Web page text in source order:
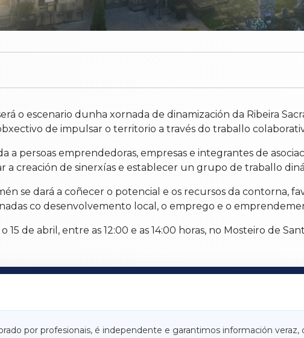
o escenario dunha xornada de dinamización da Ribeira
de impulsar o territorio a través do traballo
a persoas emprendedoras, empresas e integrantes de
a creación de sinerxías e establecer un grupo de traballo
se dará a coñecer o potencial e os recursos da contorna,
co desenvolvemento local, o emprego e o
de abril, entre as 12:00 e as 14:00 horas, no Mosteiro de
por profesionais, é independente e garantimos información veraz,
LUGOXA